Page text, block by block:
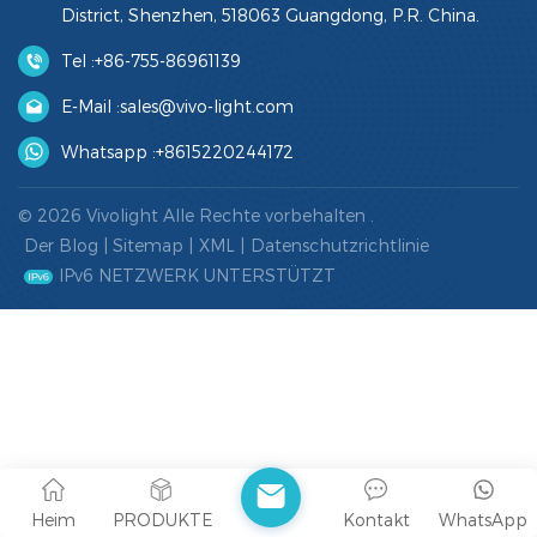
District, Shenzhen, 518063 Guangdong, P.R. China.
Tel :+86-755-86961139
E-Mail :sales@vivo-light.com
Whatsapp :+8615220244172
© 2026 Vivolight Alle Rechte vorbehalten .
Der Blog
Sitemap XML
Datenschutzrichtlinie
IPv6 NETZWERK UNTERSTÜTZT
Heim PRODUKTE WhatsApp
Kontakt